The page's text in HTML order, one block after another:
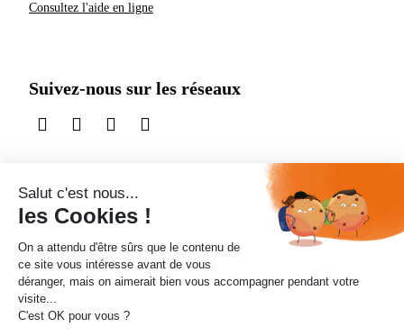
Consultez l'aide en ligne
Suivez-nous sur les réseaux
sur LinkedInsur Instagram
sur TikTok
sur X
Accessibilité
Protection des données personnelles
Informations légales
Liens utiles
Flux RSS
Aide et Contact